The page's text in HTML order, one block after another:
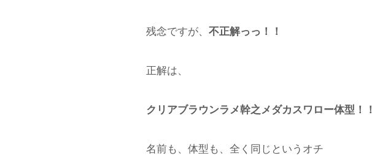
残念ですが、 不正解っっ！！
正解は、
クリアブラウンラメ幹之メダカスワロー体型！！
名前も、体型も、全く同じというオチ